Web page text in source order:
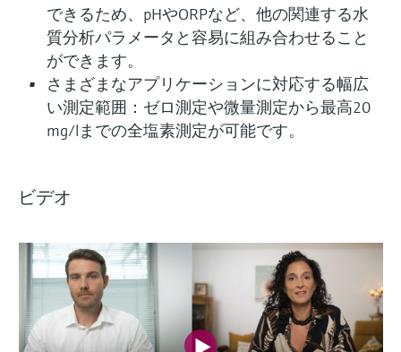
できるため、pHやORPなど、他の関連する水
質分析パラメータと容易に組み合わせること
ができます。
さまざまなアプリケーションに対応する幅広
い測定範囲：ゼロ測定や微量測定から最高20
mg/lまでの全塩素測定が可能です。
ビデオ